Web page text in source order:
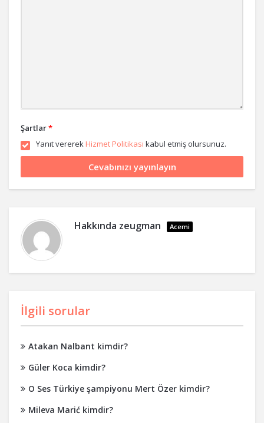
Şartlar*
Yanıt vererek Hizmet Politikası kabul etmiş olursunuz.
Hakkında zeugman Acemi
İlgili sorular
Atakan Nalbant kimdir?
Güler Koca kimdir?
O Ses Türkiye şampiyonu Mert Özer kimdir?
Mileva Marić kimdir?